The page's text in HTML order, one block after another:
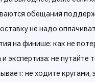
обещания
не надо
на финише: как не
экспертиза: не путайте
не ходите кругами,